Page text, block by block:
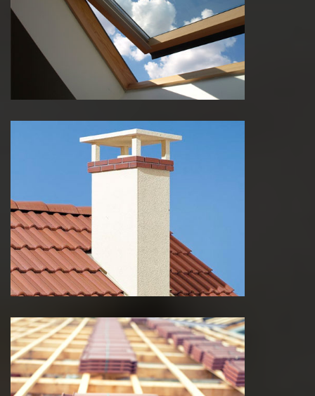
Pose de velux
Réparation de cheminée